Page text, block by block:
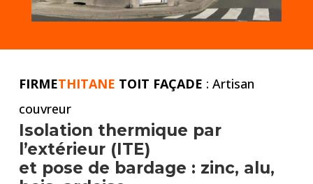
FIRMETHITANE TOIT FAÇADE : Artisan
couvreur
Isolation thermique par
l’extérieur (ITE)
et pose de bardage : zinc, alu,